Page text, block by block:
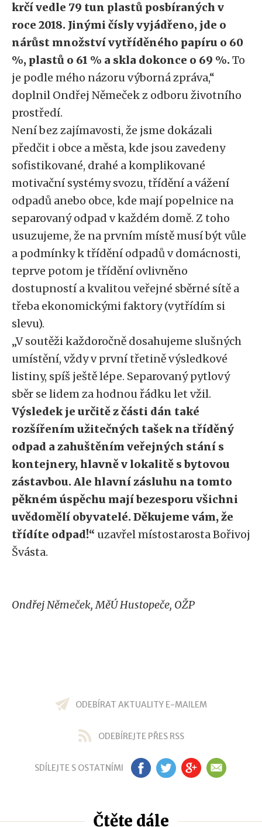
krčí vedle 79 tun plastů posbíraných v
roce 2018. Jinými čísly vyjádřeno, jde o
nárůst množství vytříděného papíru o 60
%, plastů o 61 % a skla dokonce o 69 %.To
je podle mého názoru výborná zpráva,“
doplnil Ondřej Němeček z odboru životního
prostředí.
Není bez zajímavosti, že jsme dokázali
předčit i obce a města, kde jsou zavedeny
sofistikované, drahé a komplikované
motivační systémy svozu, třídění a vážení
odpadů anebo obce, kde mají popelnice na
separovaný odpad v každém domě. Z toho
usuzujeme, že na prvním místě musí být vůle
a podmínky k třídění odpadů v domácnosti,
teprve potom je třídění ovlivněno
dostupností a kvalitou veřejné sběrné sítě a
třeba ekonomickými faktory (vytřídím si
slevu).
„V soutěži každoročně dosahujeme slušných
umístění, vždy v první třetině výsledkové
listiny, spíš ještě lépe. Separovaný pytlový
sběr se lidem za hodnou řádku let vžil.
Výsledek je určitě z části dán také
rozšířením užitečných tašek na tříděný
odpad a zahuštěním veřejných stání s
kontejnery, hlavně v lokalitě s bytovou
zástavbou. Ale hlavní zásluhu na tomto
pěkném úspěchu mají bezesporu všichni
uvědomělí obyvatelé. Děkujeme vám, že
třídíte odpad!“ uzavřel místostarosta Bořivoj
Švásta.
Ondřej Němeček, MěÚ Hustopeče, OŽP
ODEBÍRAT AKTUALITY E-MAILEM
ODEBÍREJTE PŘES RSS
SDÍLEJTE S OSTATNÍMI FB TW GP EM
Čtěte dále